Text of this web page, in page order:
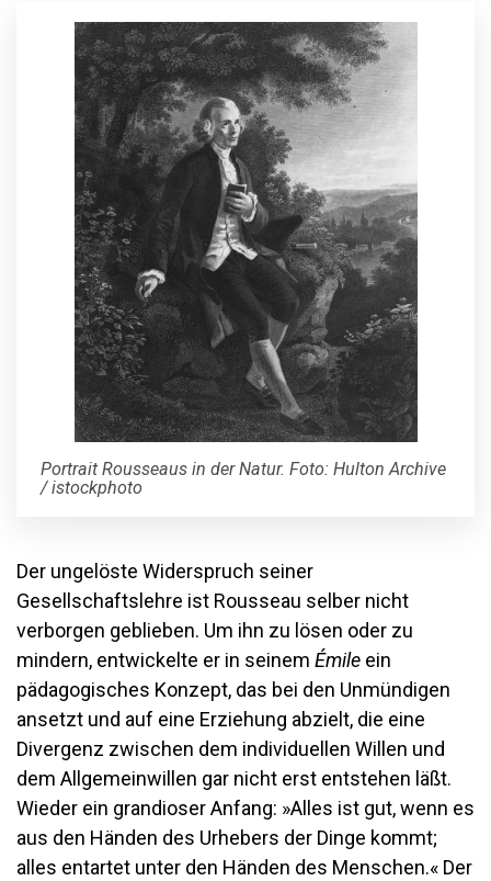
Portrait Rousseaus in der Natur. Foto: Hulton Archive
/ istockphoto
Der ungelöste Widerspruch seiner
Gesellschaftslehre ist Rousseau selber nicht
verborgen geblieben. Um ihn zu lösen oder zu
mindern, entwickelte er in seinem Émile ein
pädagogisches Konzept, das bei den Unmündigen
ansetzt und auf eine Erziehung abzielt, die eine
Divergenz zwischen dem individuellen Willen und
dem Allgemeinwillen gar nicht erst entstehen läßt.
Wieder ein grandioser Anfang: »Alles ist gut, wenn es
aus den Händen des Urhebers der Dinge kommt;
alles entartet unter den Händen des Menschen.« Der